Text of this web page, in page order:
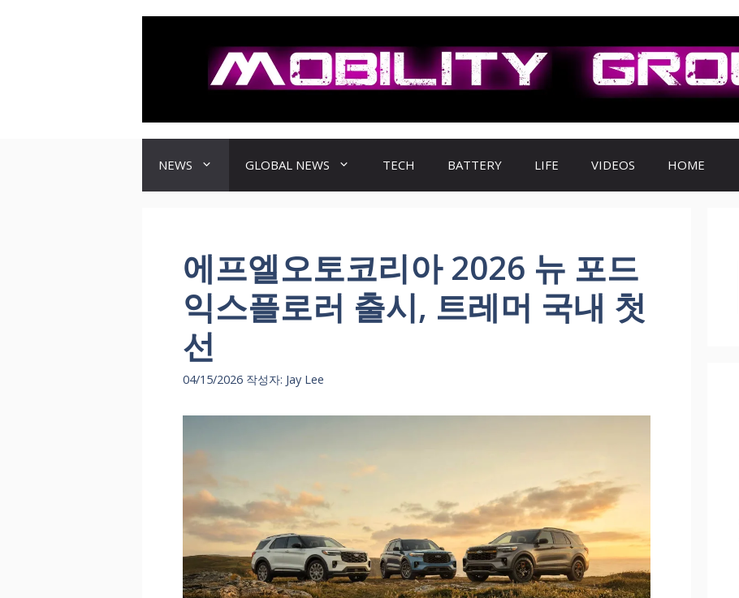
NEWS GLOBAL NEWS TECH BATTERY LIFE VIDEOS HOME
에프엘오토코리아 2026 뉴 포드
익스플로러 출시, 트레머 국내 첫
선
04/15/2026 작성자: Jay Lee